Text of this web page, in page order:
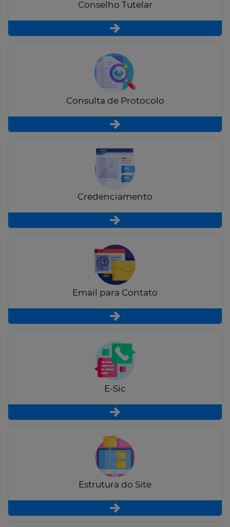
Conselho Tutelar
Consulta de Protocolo
Credenciamento
Email para Contato
E-Sic
Estrutura do Site